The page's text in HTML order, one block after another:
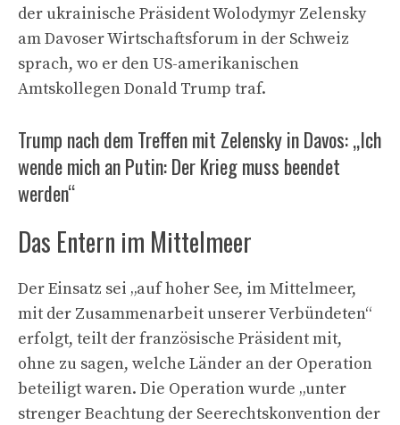
der ukrainische Präsident Wolodymyr Zelensky
am Davoser Wirtschaftsforum in der Schweiz
sprach, wo er den US-amerikanischen
Amtskollegen Donald Trump traf.
Trump nach dem Treffen mit Zelensky in Davos: „Ich
wende mich an Putin: Der Krieg muss beendet
werden“
Das Entern im Mittelmeer
Der Einsatz sei „auf hoher See, im Mittelmeer,
mit der Zusammenarbeit unserer Verbündeten“
erfolgt, teilt der französische Präsident mit,
ohne zu sagen, welche Länder an der Operation
beteiligt waren. Die Operation wurde „unter
strenger Beachtung der Seerechtskonvention der